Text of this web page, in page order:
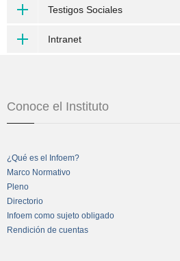
Testigos Sociales
Intranet
Conoce el Instituto
¿Qué es el Infoem?
Marco Normativo
Pleno
Directorio
Infoem como sujeto obligado
Rendición de cuentas